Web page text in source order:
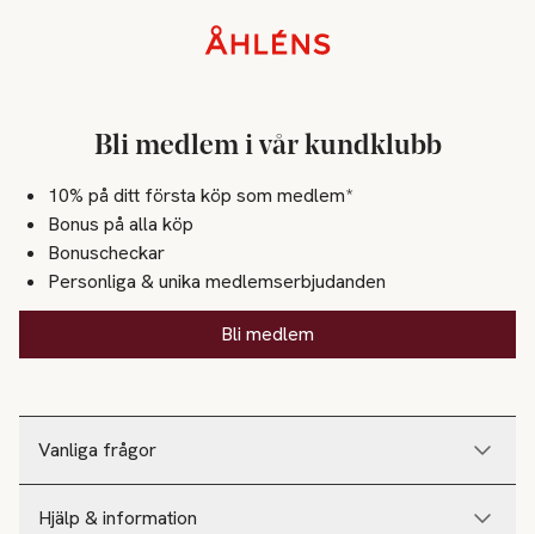
Vanliga frågor
Hjälp & information
Bli medlem i vår kundklubb
10% på ditt första köp som medlem*
Bonus på alla köp
Bonuscheckar
Personliga & unika medlemserbjudanden
Bli medlem